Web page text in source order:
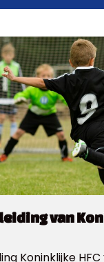
van
Koninklijke